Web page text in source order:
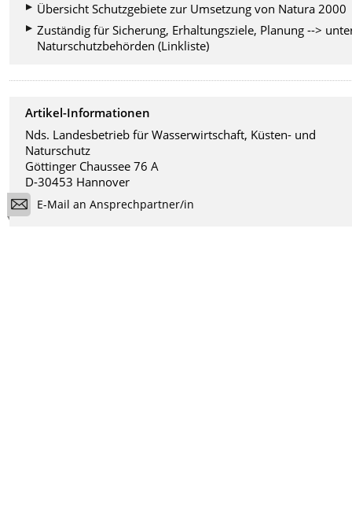
Übersicht Schutzgebiete zur Umsetzung von Natura 2000
Zuständig für Sicherung, Erhaltungsziele, Planung -->
Naturschutzbehörden (Linkliste)
Artikel-Informationen
Nds. Landesbetrieb für Wasserwirtschaft, Küsten- und
Naturschutz
Göttinger Chaussee 76 A
D-30453 Hannover
E-Mail an Ansprechpartner/in